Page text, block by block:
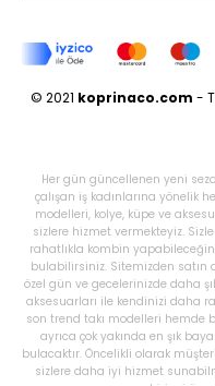
© 2021 koprinaco.com -
Her gün güncellenen yeni
çalışan iş kadınlarına yönelik
modelleri, kolye, küpe ve
sizlere hizmet vermekteyiz.
rahatlıkla kombin
bulabilirsiniz. Sitemizden satın
özel gün ve gecelerinizde daha
aksesuarları ile kendinizi daha
son trend takı modelleri hemde
ayrıca çok yakında en şık
bulacaktır. Öncelikli olarak
sizlere daha iyi hizmet